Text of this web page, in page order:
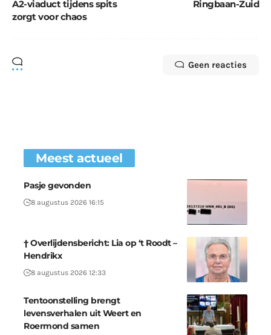
A2-viaduct tijdens spits
zorgt voor chaos
Ringbaan-Zuid
Geen reacties
Meest actueel
Pasje gevonden
8 augustus 2026 16:15
† Overlijdensbericht: Lia op ‘t Roodt –
Hendrikx
8 augustus 2026 12:33
Tentoonstelling brengt
levensverhalen uit Weert en
Roermond samen